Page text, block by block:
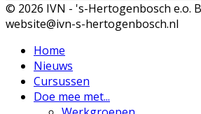
© 2026 IVN - 's-Hertogenbosch e.o.
website@ivn-s-hertogenbosch.nl
Home
Nieuws
Cursussen
Doe mee met...